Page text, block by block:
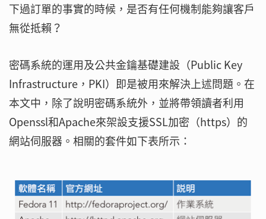
下過訂單的事實的時候，是否有任何機制能夠讓客戶
無從抵賴？
密碼系統的運用及公共金鑰基礎建設（Public Key
Infrastructure，PKI）即是被用來解決上述問題。在
本文中，除了說明密碼系統外，並將帶領讀者利用
Openssl和Apache來架設支援SSL加密（https）的
網站伺服器。相關的套件如下表所示：